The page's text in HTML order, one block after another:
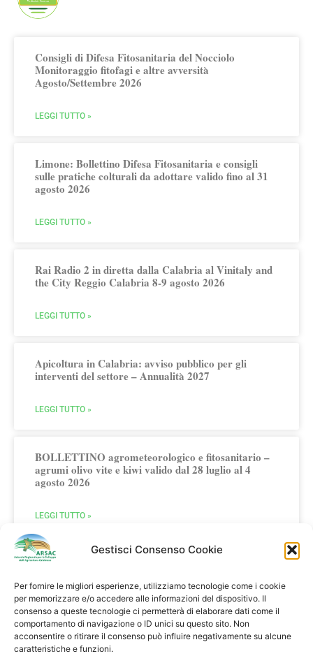
Gestisci Consenso Cookie
Per fornire le migliori esperienze, utilizziamo tecnologie come i cookie
per memorizzare e/o accedere alle informazioni del dispositivo. Il
consenso a queste tecnologie ci permetterà di elaborare dati come il
comportamento di navigazione o ID unici su questo sito. Non
acconsentire o ritirare il consenso può influire negativamente su alcune
caratteristiche e funzioni.
Consigli di Difesa Fitosanitaria del Nocciolo
Monitoraggio fitofagi e altre avversità
Agosto/Settembre 2026
LEGGI TUTTO »
Limone: Bollettino Difesa Fitosanitaria e consigli
sulle pratiche colturali da adottare valido fino al 31
agosto 2026
LEGGI TUTTO »
Rai Radio 2 in diretta dalla Calabria al Vinitaly and
the City Reggio Calabria 8-9 agosto 2026
LEGGI TUTTO »
Apicoltura in Calabria: avviso pubblico per gli
interventi del settore – Annualità 2027
LEGGI TUTTO »
BOLLETTINO agrometeorologico e fitosanitario –
agrumi olivo vite e kiwi valido dal 28 luglio al 4
agosto 2026
LEGGI TUTTO »
Multifunzionalità in Agricoltura